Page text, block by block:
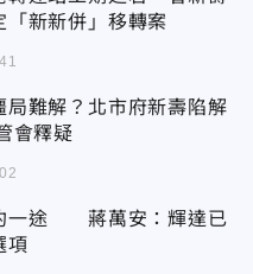
「新新併」移轉案
局難解？北市府新壽陷解
戰 金管會釋疑
一途 蔣萬安：輝達已
項